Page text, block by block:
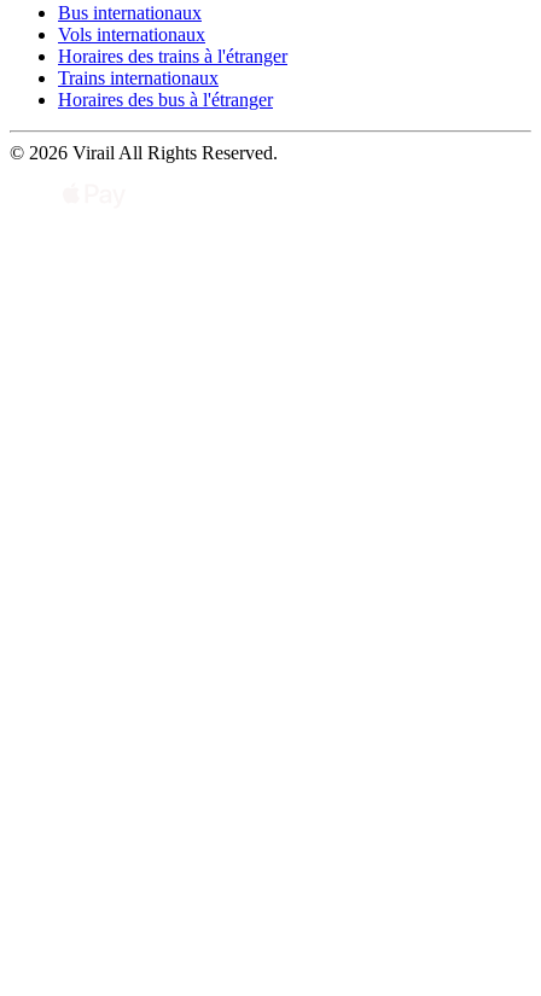
Bus internationaux
Vols internationaux
Horaires des trains à l'étranger
Trains internationaux
Horaires des bus à l'étranger
© 2026 Virail All Rights Reserved.